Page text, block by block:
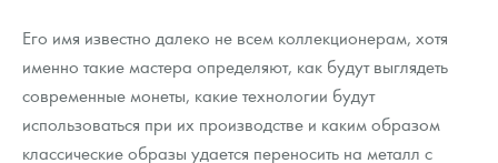
Наборы подарочных и коллекционных монет
Монеты и жетоны из недрагоценных металлов
Его имя известно далеко не всем коллекционерам, хотя
именно такие мастера определяют, как будут выглядеть
современные монеты, какие технологии будут
использоваться при их производстве и каким образом
классические образы удается переносить на металл с